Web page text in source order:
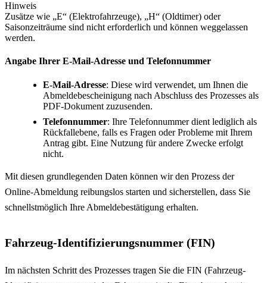
Hinweis
Zusätze wie „E“ (Elektrofahrzeuge), „H“ (Oldtimer) oder
Saisonzeiträume sind nicht erforderlich und können weggelassen
werden.
Angabe Ihrer E-Mail-Adresse und Telefonnummer
E-Mail-Adresse: Diese wird verwendet, um Ihnen die
Abmeldebescheinigung nach Abschluss des Prozesses als
PDF-Dokument zuzusenden.
Telefonnummer: Ihre Telefonnummer dient lediglich als
Rückfallebene, falls es Fragen oder Probleme mit Ihrem
Antrag gibt. Eine Nutzung für andere Zwecke erfolgt
nicht.
Mit diesen grundlegenden Daten können wir den Prozess der
Online-Abmeldung reibungslos starten und sicherstellen, dass Sie
schnellstmöglich Ihre Abmeldebestätigung erhalten.
Fahrzeug-Identifizierungsnummer (FIN)
Im nächsten Schritt des Prozesses tragen Sie die FIN (Fahrzeug-